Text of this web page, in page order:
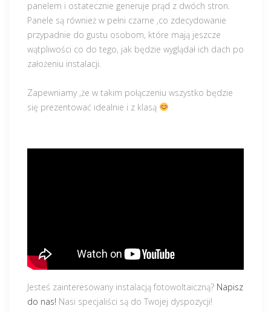
panelem i ostatecznie generuje prąd z dwóch stron.
Panele są również w pełni czarne ,co zdecydowanie
przypadnie do gustu osobom, które mają jeszcze
wątpliwości co do tego, jak będzie wyglądał ich dach po
założeniu instalacji.
Zapewniamy ,że w takim połączeniu wszystko będzie
się prezentować idealnie i z klasą
Jesteś zainteresowany instalacją fotowoltaiczną? Napisz
do nas! Nasi specjaliści są do Twojej dyspozycji!